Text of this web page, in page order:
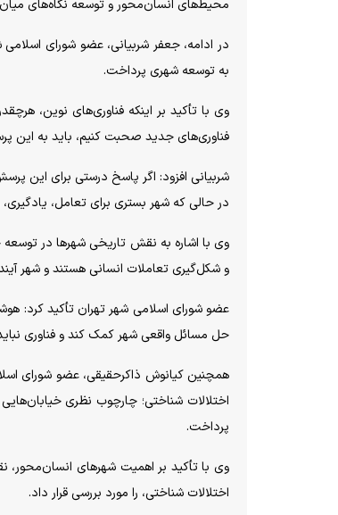
محیط‌های انسان‌محور و توسعه نگاه‌های
در ادامه، جعفر شربیانی، عضو شورای
به توسعه شهری پرداخت.
وی با تأکید بر اینکه فناوری‌های نوین،
فناوری‌های جدید صحبت کنیم، باید به این
شربیانی افزود: اگر پاسخ درستی برای این
در حالی که شهر بستری برای تعامل،
وی با اشاره به نقش تاریخی شهر‌ها در
و شکل‌گیری تعاملات انسانی هستند و شهر
عضو شورای اسلامی شهر تهران تأکید کرد:
حل مسائل واقعی شهر کمک کند و فناوری
همچنین کیانوش ذاکرحقیقی، عضو شورای
اختلالات شناختی؛ چارچوب نظری
پرداخت.
وی با تأکید بر اهمیت شهر‌های انسان‌محور،
اختلالات شناختی، را مورد بررسی قرار داد.